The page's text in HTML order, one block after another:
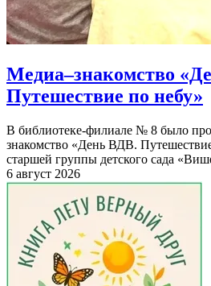
Медиа–знакомство
Путешествие по небу»
В библиотеке-филиале № 8 было
знакомство «День ВДВ.
старшей группы детского сада
6 август 2026